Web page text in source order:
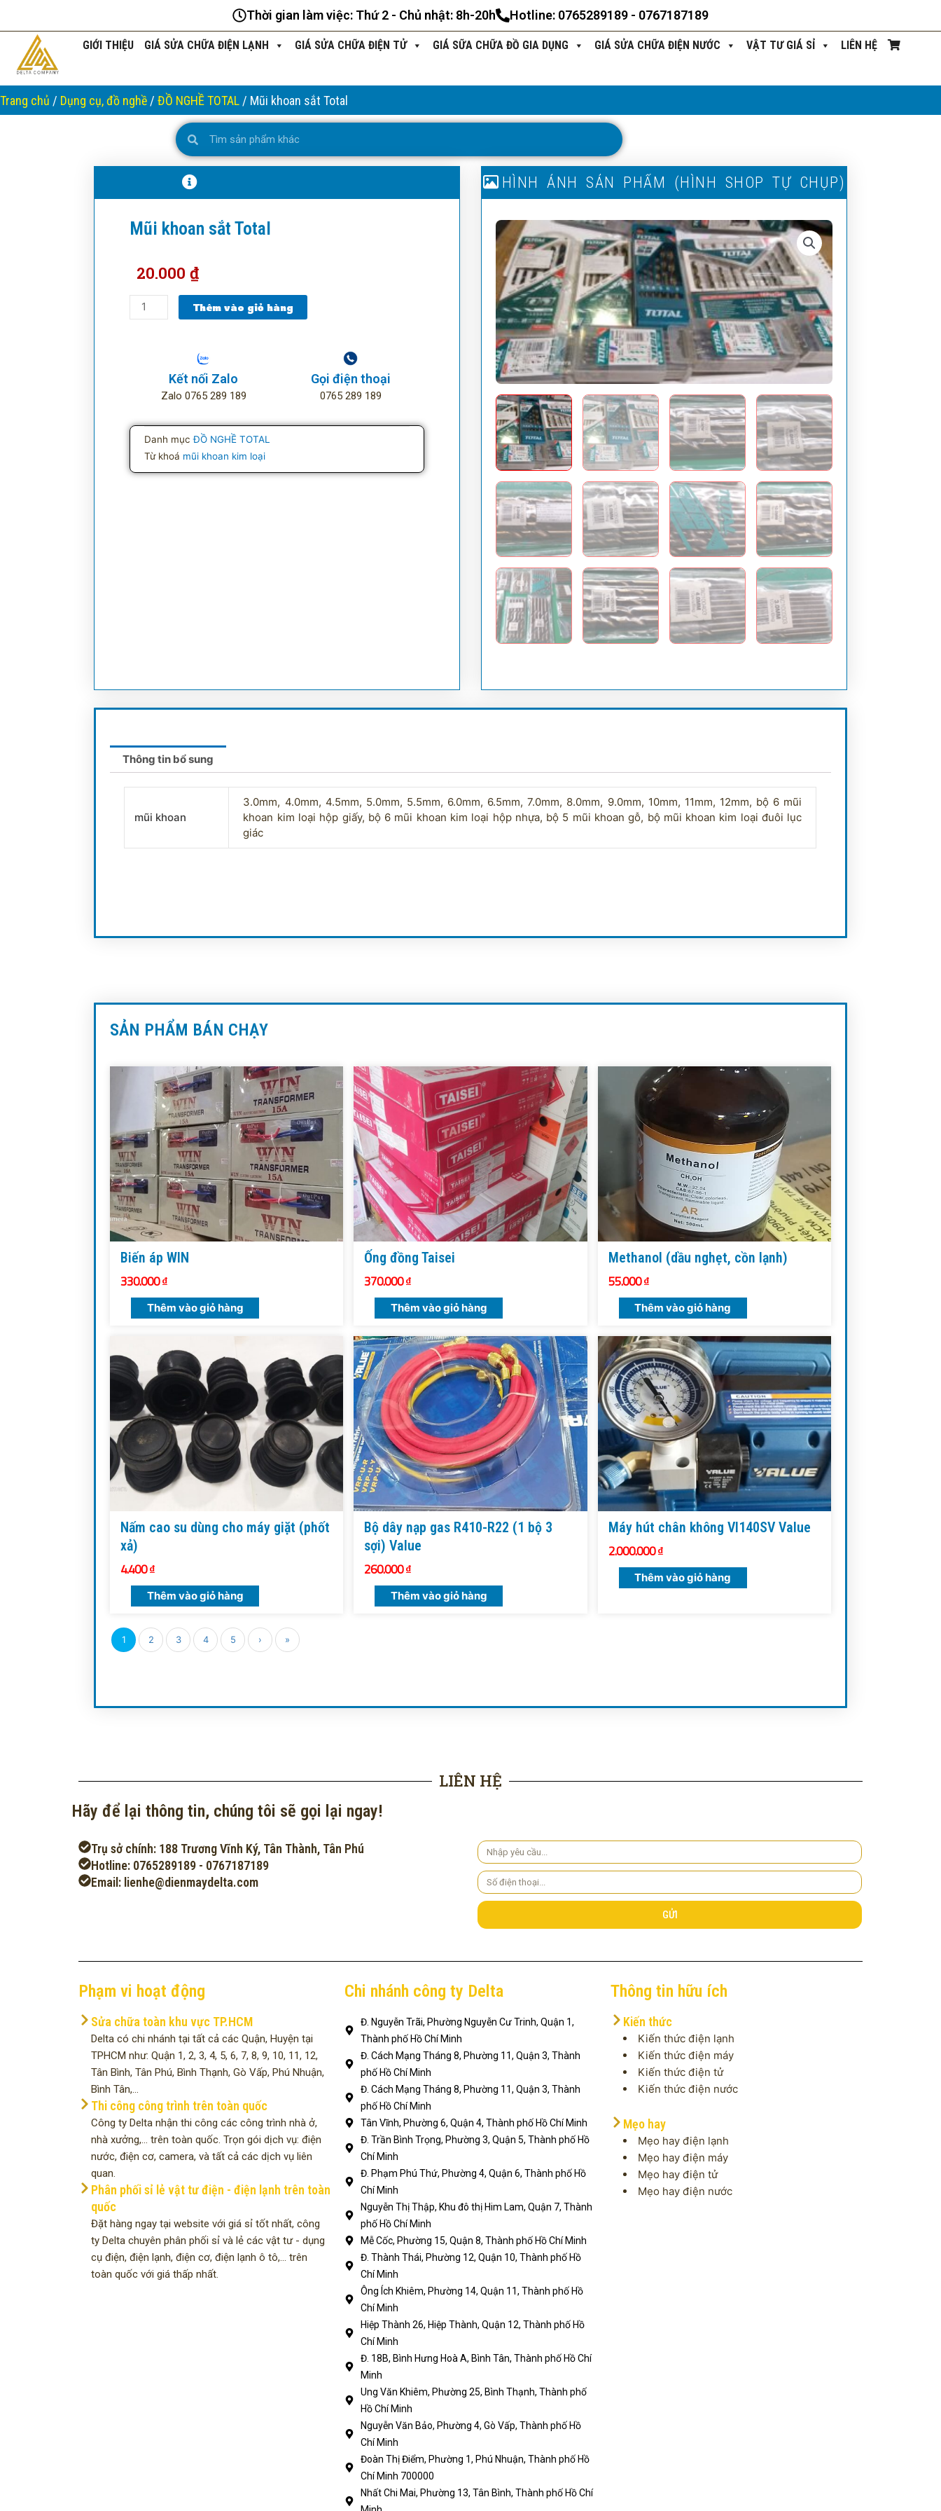
dung
Thời gian làm việc: Thứ 2 - Chủ nhật: 8h-20h Hotline: 0765289189 - 0767187189
GIỚI THIỆU GIÁ SỬA CHỮA ĐIỆN LẠNH GIÁ SỬA CHỮA ĐIỆN TỬ GIÁ SỮA CHỮA ĐỒ GIA DỤNG GIÁ SỬA CHỮA ĐIỆN NƯỚC VẬT TƯ GIÁ SỈ LIÊN HỆ
Trang chủ / Dụng cụ, đồ nghề / ĐỒ NGHỀ TOTAL / Mũi khoan sắt Total
SearchSearch
N PHẨM
Mũi khoan sắt Total
20.000₫
Mũi
khoan
Thêm vào giỏ hàng
Kết nối Zalo
Zalo 0765 289 189
Gọi điện thoại
0765 289 189
Danh mục ĐỒ NGHỀ TOTAL
Từ khoá mũi khoan kim loại
HÌ NH ẢNH SẢN PHẨM (H ÌN H SH OP TỰ CH ỤP)
Thông tin bổ sung
mũi khoan
3.0mm, 4.0mm, 4.5mm, 5.0mm, 5.5mm, 6.0mm, 6.5mm, 7.0mm, 8.0mm, 9.0mm, 10mm, 11mm, 12mm, bộ 6 mũi
khoan kim loại hộp giấy, bộ 6 mũi khoan kim loại hộp nhựa, bộ 5 mũi khoan gỗ, bộ mũi khoan kim loại đuôi lục
giác
SẢN PHẨM BÁN CHẠY
Biến áp WIN
330.000₫
Thêm vào giỏ hàng
Ống đồng Taisei
370.000₫
Thêm vào giỏ hàng
Methanol (dầu nghẹt, cồn lạnh)
55.000₫
Thêm vào giỏ hàng
Nấm cao su dùng cho máy giặt (phốt
xả)
4.400₫
Thêm vào giỏ hàng
Bộ dây nạp gas R410-R22 (1 bộ 3
sợi) Value
260.000₫
Thêm vào giỏ hàng
Máy hút chân không VI140SV Value
2.000.000₫
Thêm vào giỏ hàng
1 2 3 4 5 › »
LIÊN HỆ
Hãy để lại thông tin, chúng tôi sẽ gọi lại ngay!
Trụ sở chính: 188 Trương Vĩnh Ký, Tân Thành, Tân Phú
Hotline: 0765289189 - 0767187189
Email: lienhe@dienmaydelta.com
Yêu
cầu
Số
điện
thoại
GỬI
Phạm vi hoạt động
Sửa chữa toàn khu vực TP.HCM
Delta có chi nhánh tại tất cả các Quận, Huyện tại
TPHCM như: Quận 1, 2, 3, 4, 5, 6, 7, 8, 9, 10, 11, 12,
Tân Bình, Tân Phú, Bình Thạnh, Gò Vấp, Phú Nhuận,
Bình Tân,...
Thi công công trình trên toàn quốc
Công ty Delta nhận thi công các công trình nhà ở,
nhà xưởng,... trên toàn quốc. Trọn gói dịch vụ: điện
nước, điện cơ, camera, và tất cả các dịch vụ liên
quan.
Phân phối sỉ lẻ vật tư điện - điện lạnh trên toàn
quốc
Đặt hàng ngay tại website với giá sỉ tốt nhất, công
ty Delta chuyên phân phối sỉ và lẻ các vật tư - dụng
cụ điện, điện lạnh, điện cơ, điện lạnh ô tô,... trên
toàn quốc với giá thấp nhất.
Chi nhánh công ty Delta
Đ. Nguyễn Trãi, Phường Nguyễn Cư Trinh, Quận 1,
Thành phố Hồ Chí Minh
Đ. Cách Mạng Tháng 8, Phường 11, Quận 3, Thành
phố Hồ Chí Minh
Đ. Cách Mạng Tháng 8, Phường 11, Quận 3, Thành
phố Hồ Chí Minh
Tân Vĩnh, Phường 6, Quận 4, Thành phố Hồ Chí Minh
Đ. Trần Bình Trọng, Phường 3, Quận 5, Thành phố Hồ
Chí Minh
Đ. Phạm Phú Thứ, Phường 4, Quận 6, Thành phố Hồ
Chí Minh
Nguyễn Thị Thập, Khu đô thị Him Lam, Quận 7, Thành
phố Hồ Chí Minh
Mễ Cốc, Phường 15, Quận 8, Thành phố Hồ Chí Minh
Đ. Thành Thái, Phường 12, Quận 10, Thành phố Hồ
Chí Minh
Ông Ích Khiêm, Phường 14, Quận 11, Thành phố Hồ
Chí Minh
Hiệp Thành 26, Hiệp Thành, Quận 12, Thành phố Hồ
Chí Minh
Đ. 18B, Bình Hưng Hoà A, Bình Tân, Thành phố Hồ Chí
Minh
Ung Văn Khiêm, Phường 25, Bình Thạnh, Thành phố
Hồ Chí Minh
Nguyễn Văn Bảo, Phường 4, Gò Vấp, Thành phố Hồ
Chí Minh
Đoàn Thị Điểm, Phường 1, Phú Nhuận, Thành phố Hồ
Chí Minh 700000
Nhất Chi Mai, Phường 13, Tân Bình, Thành phố Hồ Chí
Thông tin hữu ích
Kiến thức
Kiến thức điện lạnh
Kiến thức điện máy
Kiến thức điện tử
Kiến thức điện nước
Mẹo hay
Mẹo hay điện lạnh
Mẹo hay điện máy
Mẹo hay điện tử
Mẹo hay điện nước